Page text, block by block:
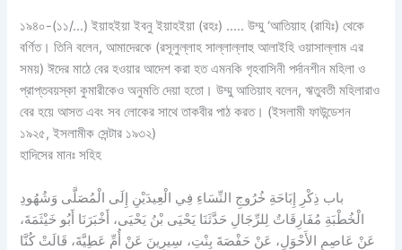
১৯৪০-(১১/…) ইয়াহইয়া ইবনু ইয়াহইয়া (রহঃ) ….. উম্মু ‘আতিয়াহ (রাযিঃ) থেকে
বর্ণিত। তিনি বলেন, আমাদেরকে (রসূলুল্লাহ সাল্লাল্লাহু আলাইহি ওয়াসাল্লাম এর
সময়) ঈদের মাঠে বের হওয়ার আদেশ করা হত এমনকি গৃহবাসিনী পর্দানশীন মহিলা ও
প্রাপ্তবয়স্কা কুমারীকেও অনুমতি দেয়া হতো। উম্মু আতিয়াহ বলেন, ঋতুবতী মহিলারাও
বের হয়ে আসত এবং সব লোকের সাথে তাকবীর পাঠ করত। (ইসলামী ফাউন্ডেশন
১৯২৫, ইসলামীক সেন্টার ১৯৩২)
হাদিসের মানঃ সহিহ
باب ذِكْرِ إِبَاحَةِ خُرُوجِ النِّسَاءِ فِي الْعِيدَيْنِ إِلَى الْمُصَلَّى وَشُهُودِ
الْخُطْبَةِ مُفَارِقَاتٌ لِلرِّجَالِ حَدَّثَنَا يَحْيَى بْنُ يَحْيَى، أَخْبَرَنَا أَبُو خَيْثَمَةَ،
عَنْ عَاصِمٍ الأَحْوَلِ، عَنْ حَفْصَةَ بِنْتِ، سِيرِينَ عَنْ أُمِّ عَطِيَّةَ، قَالَتْ كُنَّا